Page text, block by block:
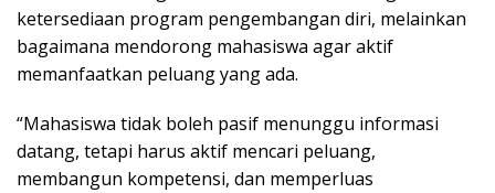
ketersediaan program pengembangan diri, melainkan
bagaimana mendorong mahasiswa agar aktif
memanfaatkan peluang yang ada.
“Mahasiswa tidak boleh pasif menunggu informasi
datang, tetapi harus aktif mencari peluang,
membangun kompetensi, dan memperluas